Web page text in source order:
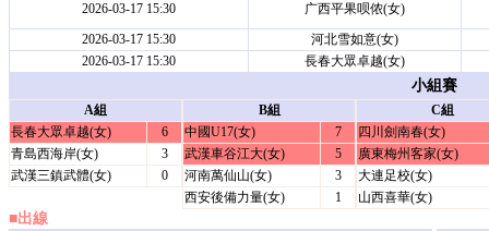
2026-03-17 15:30
广西平果呗侬(女)
2026-03-17 15:30
河北雪如意(女)
2026-03-17 15:30
長春大眾卓越(女)
小組賽
A組
長春大眾卓越(女)
6
青島西海岸(女)
3
武漢三鎮武體(女)
0
B組
中國U17(女)
7
武漢車谷江大(女)
5
河南萬仙山(女)
3
西安後備力量(女)
1
C組
四川劍南春(女)
廣東梅州客家(女)
大連足校(女)
山西喜華(女)
■出線